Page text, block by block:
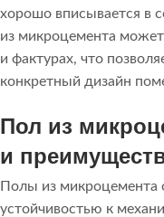
хорошо вписывается в
из микроцемента
и фактурах, что
конкретный дизайн
Пол из
и
Полы из микроцемента
устойчивостью к